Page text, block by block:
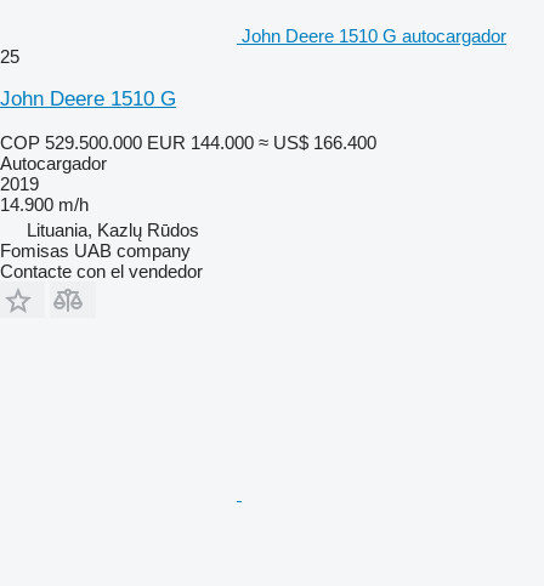
John Deere 1510 G autocargador
25
John Deere 1510 G
COP 529.500.000 EUR 144.000 ≈ US$ 166.400
Autocargador
2019
14.900 m/h
Lituania, Kazlų Rūdos
Fomisas UAB company
Contacte con el vendedor